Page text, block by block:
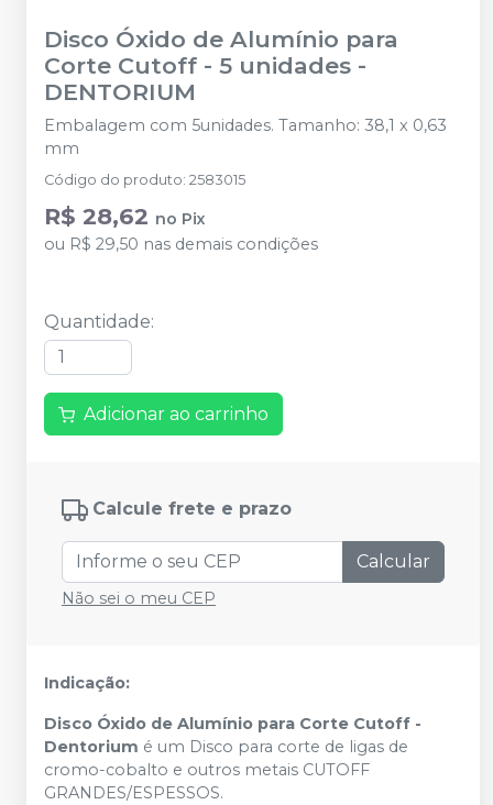
Disco Óxido de Alumínio para
Corte Cutoff - 5 unidades -
DENTORIUM
Embalagem com 5unidades. Tamanho: 38,1 x 0,63
mm
Código do produto: 2583015
R$ 28,62 no Pix
ou R$ 29,50 nas demais condições
Quantidade:
Adicionar ao carrinho
Calcule frete e prazo
Calcular
Não sei o meu CEP
Indicação:
Disco Óxido de Alumínio para Corte Cutoff -
Dentorium é um Disco para corte de ligas de
cromo-cobalto e outros metais CUTOFF
GRANDES/ESPESSOS.